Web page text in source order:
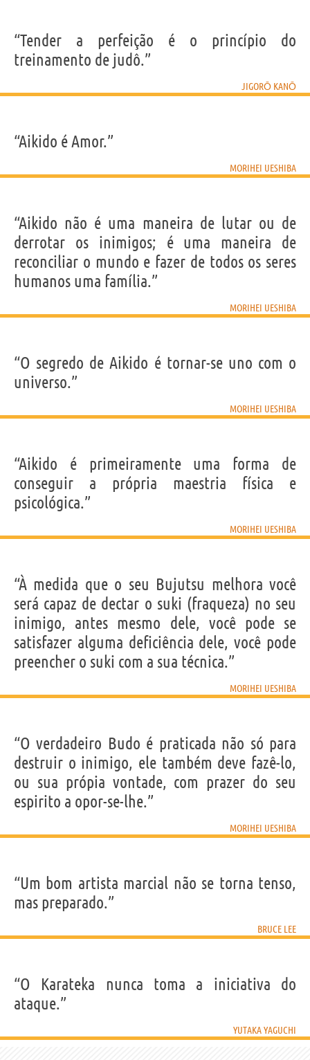
“Tender a perfeição é o princípio do
treinamento de judô.”
JIGORŌ KANŌ
“Aikido é Amor.”
MORIHEI UESHIBA
“Aikido não é uma maneira de lutar ou de
derrotar os inimigos; é uma maneira de
reconciliar o mundo e fazer de todos os seres
humanos uma família.”
MORIHEI UESHIBA
“O segredo de Aikido é tornar-se uno com o
universo.”
MORIHEI UESHIBA
“Aikido é primeiramente uma forma de
conseguir a própria maestria física e
psicológica.”
MORIHEI UESHIBA
“À medida que o seu Bujutsu melhora você
será capaz de dectar o suki (fraqueza) no seu
inimigo, antes mesmo dele, você pode se
satisfazer alguma deficiência dele, você pode
preencher o suki com a sua técnica.”
MORIHEI UESHIBA
“O verdadeiro Budo é praticada não só para
destruir o inimigo, ele também deve fazê-lo,
ou sua própia vontade, com prazer do seu
espirito a opor-se-lhe.”
MORIHEI UESHIBA
“Um bom artista marcial não se torna tenso,
mas preparado.”
BRUCE LEE
“O Karateka nunca toma a iniciativa do
ataque.”
YUTAKA YAGUCHI